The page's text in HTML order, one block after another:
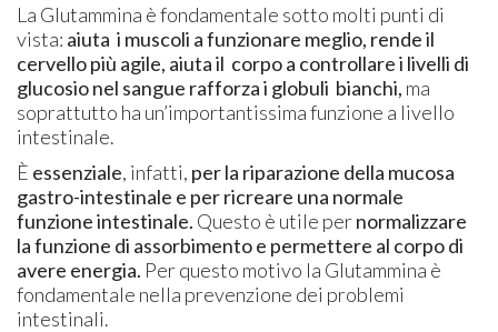
La Glutammina è fondamentale sotto molti punti di
vista: aiuta i muscoli a funzionare meglio, rende il
cervello più agile, aiuta il corpo a controllare i livelli di
glucosio nel sangue rafforza i globuli bianchi, ma
soprattutto ha un’importantissima funzione a livello
intestinale.
È essenziale, infatti, per la riparazione della mucosa
gastro-intestinale e per ricreare una normale
funzione intestinale. Questo è utile pernormalizzare
la funzione di assorbimento e permettere al corpo di
avere energia. Per questo motivo la Glutammina è
fondamentale nella prevenzione dei problemi
intestinali.